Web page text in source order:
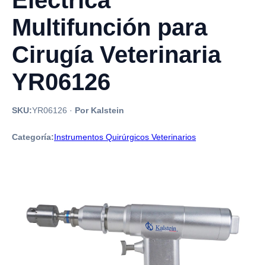
Multifunción para
Cirugía Veterinaria
YR06126
SKU:YR06126 · Por Kalstein
Categoría:Instrumentos Quirúrgicos Veterinarios